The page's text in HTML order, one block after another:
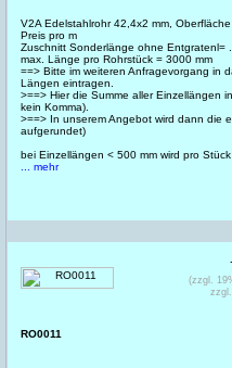
V2A Edelstahlrohr 42,4x2 mm,
Preis pro m
Zuschnitt Sonderlänge ohne Entgratenl=
max. Länge pro Rohrstück = 3000 mm
==> Bitte im weiteren Anfragevorgang in
Längen eintragen.
>==> Hier die Summe aller Einzellängen
kein Komma).
>==> In unserem Angebot wird dann die
aufgerundet)
bei Einzellängen < 500 mm wird pro
... mehr
RO0011
(zzgl.